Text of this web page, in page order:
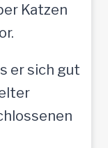
Katzen
er sich gut